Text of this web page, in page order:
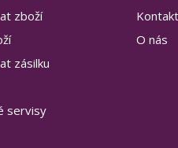
zboží
zásilku
servisy
O nás